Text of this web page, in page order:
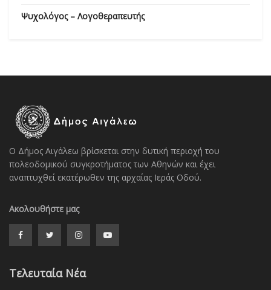
Ψυχολόγος – Λογοθεραπευτής
Ο Δήμος Αιγάλεω βρίσκεται στην δυτική περιοχή του
πολεοδομικού συγκροτήματος των Αθηνών και έχει
αναπτυχθεί εκατέρωθεν της αρχαίας Ιεράς Οδού.
Ακολουθήστε μας
Τελευταία Νέα